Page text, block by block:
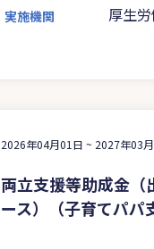
実施機関 厚生
2026年04月01日 ~ 2027年03
両立支援等助成金（
ース）（子育てパパ